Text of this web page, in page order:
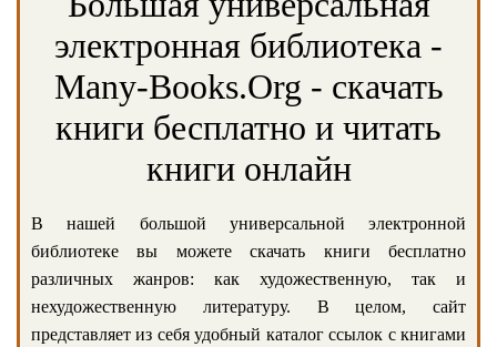
электронная библиотека -
Many-Books.Org - скачать
книги бесплатно и читать
книги онлайн
В нашей большой универсальной электронной
библиотеке вы можете скачать книги бесплатно
различных жанров: как художественную, так и
нехудожественную литературу. В целом, сайт
представляет из себя удобный каталог ссылок с книгами